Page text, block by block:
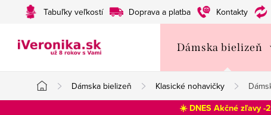
Tabuľky veľkostí Doprava a platba Kontakty
Dámska bielizeň
Domov
Dámska bielizeň Klasické nohavičky
☀️ DNES Akčné zľavy -